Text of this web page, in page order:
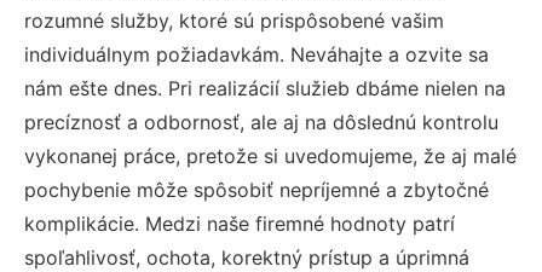
rozumné služby, ktoré sú prispôsobené vašim
individuálnym požiadavkám. Neváhajte a ozvite sa
nám ešte dnes. Pri realizácií služieb dbáme nielen na
precíznosť a odbornosť, ale aj na dôslednú kontrolu
vykonanej práce, pretože si uvedomujeme, že aj malé
pochybenie môže spôsobiť nepríjemné a zbytočné
komplikácie. Medzi naše firemné hodnoty patrí
spoľahlivosť, ochota, korektný prístup a úprimná